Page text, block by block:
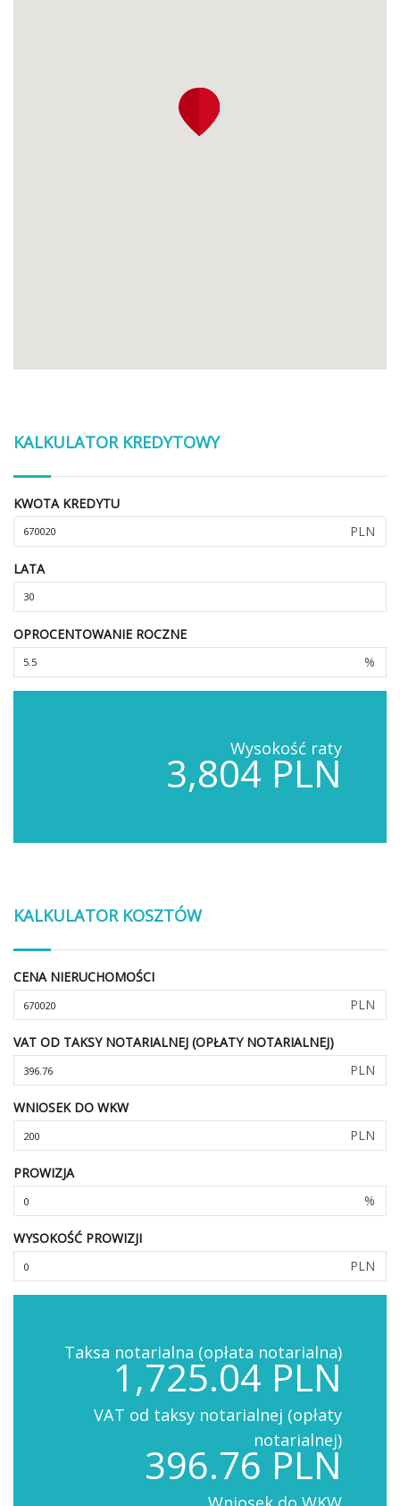
KALKULATOR KREDYTOWY
KWOTA KREDYTU
PLN
LATA
OPROCENTOWANIE ROCZNE
%
Wysokość raty
3,804 PLN
KALKULATOR KOSZTÓW
CENA NIERUCHOMOŚCI
PLN
VAT OD TAKSY NOTARIALNEJ (OPŁATY NOTARIALNEJ)
PLN
WNIOSEK DO WKW
PLN
PROWIZJA
%
WYSOKOŚĆ PROWIZJI
PLN
Taksa notarialna (opłata notarialna)
1,725.04 PLN
VAT od taksy notarialnej (opłaty
notarialnej)
396.76 PLN